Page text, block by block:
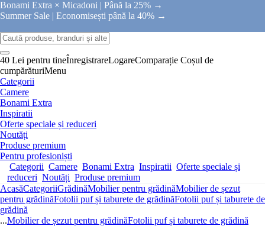
Bonami Extra × Micadoni | Până la 25% →
Summer Sale | Economisești până la 40% →
40 Lei pentru tineÎnregistrareLogareComparație Coșul de
cumpărăturiMenu
Categorii
Camere
Bonami Extra
Inspiratii
Oferte speciale și reduceri
Noutăți
Produse premium
Pentru profesioniști
Categorii Camere Bonami Extra Inspiratii Oferte speciale și
reduceri Noutăți Produse premium
AcasăCategoriiGrădinăMobilier pentru grădinăMobilier de șezut
pentru grădinăFotolii puf și taburete de grădinăFotolii puf și taburete de
grădină
...Mobilier de șezut pentru grădinăFotolii puf și taburete de grădină